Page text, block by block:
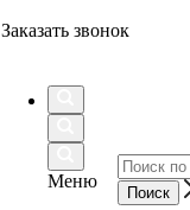
Заказать звонок
Меню